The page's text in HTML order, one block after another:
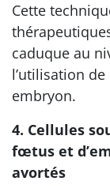
Cette
caduque au
l’utilisation
embryon.
4. Cellules
fœtus et
avortés